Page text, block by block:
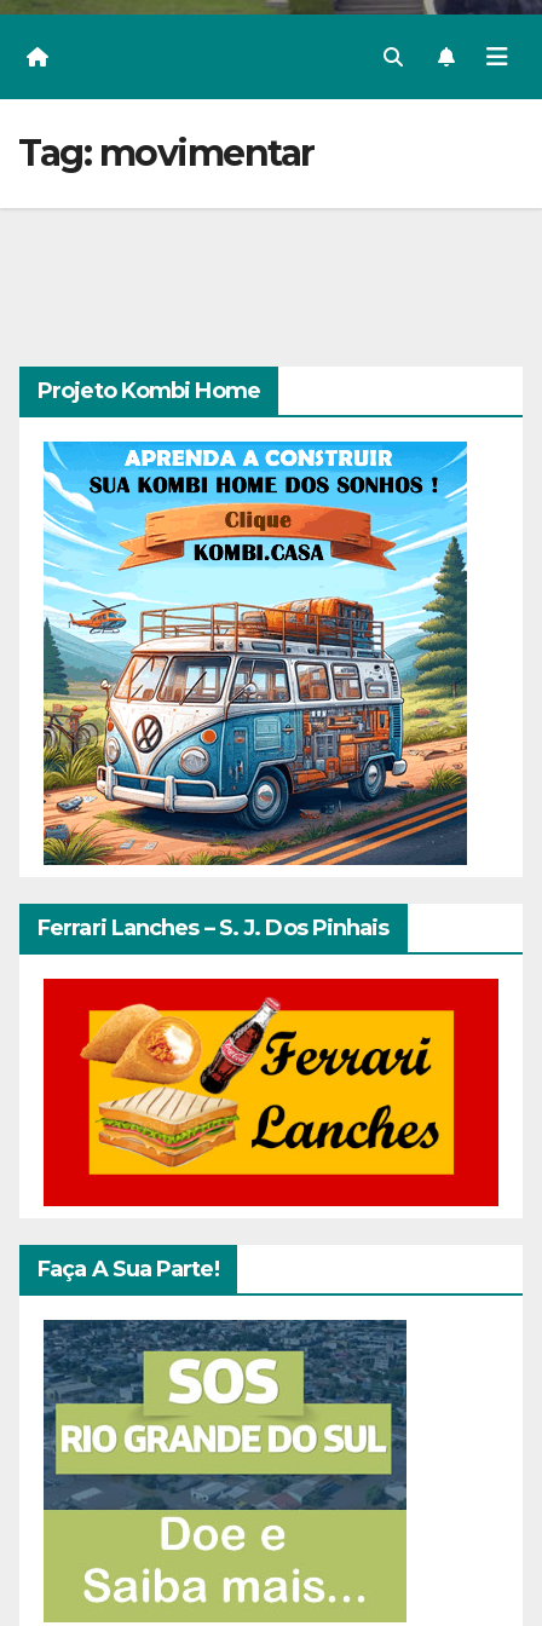
Tag: movimentar
Projeto Kombi Home
Ferrari Lanches – S. J. Dos Pinhais
Faça A Sua Parte!